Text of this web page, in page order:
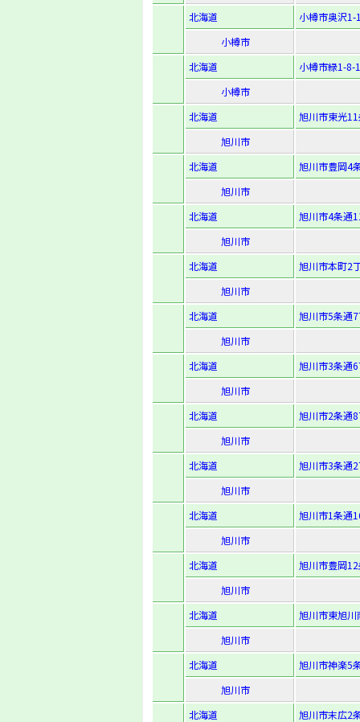
北海道
小樽市奥沢1-
小樽市
北海道
小樽市緑1-8-
小樽市
北海道
旭川市東光
旭川市
北海道
旭川市豊岡4
旭川市
北海道
旭川市4条通
旭川市
北海道
旭川市本町2
旭川市
北海道
旭川市5条通
旭川市
北海道
旭川市3条通
旭川市
北海道
旭川市2条通
旭川市
北海道
旭川市3条通
旭川市
北海道
旭川市1条通
旭川市
北海道
旭川市豊岡
旭川市
北海道
旭川市東旭
旭川市
北海道
旭川市神楽5
旭川市
北海道
旭川市末広2